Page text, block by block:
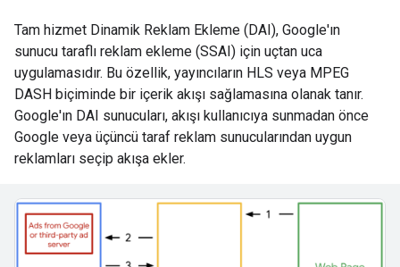
Tam hizmet Dinamik Reklam Ekleme (DAI), Google'ın
sunucu taraflı reklam ekleme (SSAI) için uçtan uca
uygulamasıdır. Bu özellik, yayıncıların HLS veya MPEG
DASH biçiminde bir içerik akışı sağlamasına olanak tanır.
Google'ın DAI sunucuları, akışı kullanıcıya sunmadan önce
Google veya üçüncü taraf reklam sunucularından uygun
reklamları seçip akışa ekler.